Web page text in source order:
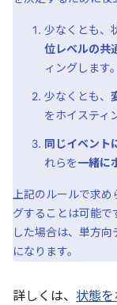
少なくとも、
位レベルの共
ィングします。
少なくとも、
をホイスティ
同じイベント
れらを一緒に
上記のルールで求
グすることは可能
した場合は、単方
になります。
詳しくは、 状態を